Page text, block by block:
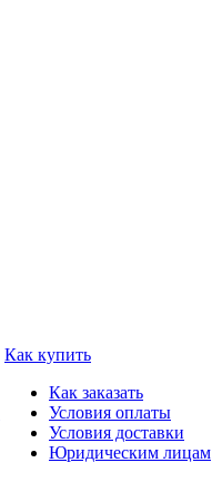
Как купить
Как заказать
Условия оплаты
Условия доставки
Юридическим лицам